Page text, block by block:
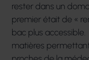
rester dans un
premier était de «
bac plus
matières